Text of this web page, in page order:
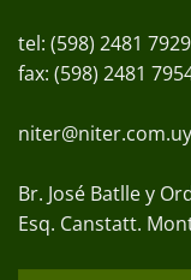
tel: (598) 2481 7929
fax: (598) 2481
niter@niter.com.uy
Br. José Batlle y
Esq. Canstatt.